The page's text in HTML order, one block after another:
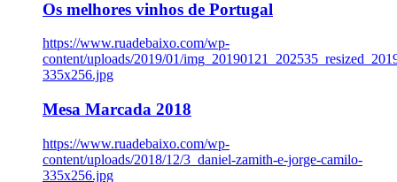
Os melhores vinhos de Portugal
https://www.ruadebaixo.com/wp-
content/uploads/2019/01/
335x256.jpg
Mesa Marcada 2018
https://www.ruadebaixo.com/wp-
content/uploads/2018/12/3_daniel-zamith-e-jorge-camilo-
335x256.jpg